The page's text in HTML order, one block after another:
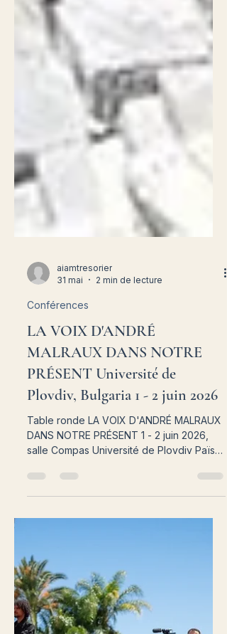
aiamtresorier
31 mai
2 min de lecture
LA VOIX D'ANDRÉ
MALRAUX DANS NOTRE
PRÉSENT Université de
Plovdiv, Bulgaria 1 - 2 juin 2026
Table ronde LA VOIX D'ANDRÉ MALRAUX
Hilendarski, Faculté de philologie, Plovdiv,
Recteur de l'Université de Plovdiv Païssii
Hilendarski – Salutations du Doyen de la
Faculté de Philologie – Salutations du
Président de l'association Amitiés
Internationales André Malraux (AIAM),